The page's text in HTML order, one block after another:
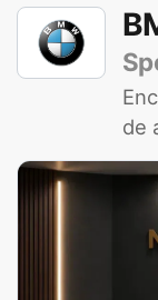
de